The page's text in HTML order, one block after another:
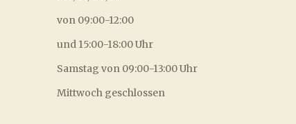
von 09:00-12:00
und 15:00-18:00 Uhr
Samstag von 09:00-13:00 Uhr
Mittwoch geschlossen